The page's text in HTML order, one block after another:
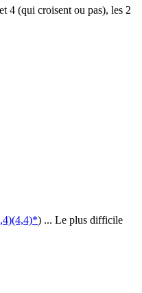
4 (qui croisent ou pas), les 2
) ... Le plus difficile